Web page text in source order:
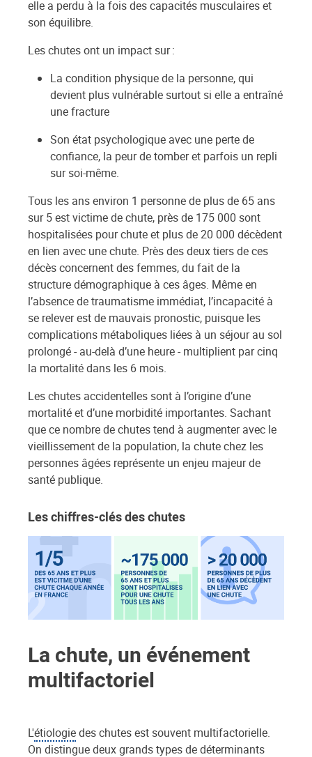
elle a perdu à la fois des capacités musculaires et
son équilibre.
Les chutes ont un impact sur :
La condition physique de la personne, qui
devient plus vulnérable surtout si elle a entraîné
une fracture
Son état psychologique avec une perte de
confiance, la peur de tomber et parfois un repli
sur soi-même.
Tous les ans environ 1 personne de plus de 65 ans
sur 5 est victime de chute, près de 175 000 sont
hospitalisées pour chute et plus de 20 000 décèdent
en lien avec une chute. Près des deux tiers de ces
décès concernent des femmes, du fait de la
structure démographique à ces âges. Même en
l’absence de traumatisme immédiat, l’incapacité à
se relever est de mauvais pronostic, puisque les
complications métaboliques liées à un séjour au sol
prolongé - au-delà d’une heure - multiplient par cinq
la mortalité dans les 6 mois.
Les chutes accidentelles sont à l’origine d’une
mortalité et d’une morbidité importantes. Sachant
que ce nombre de chutes tend à augmenter avec le
vieillissement de la population, la chute chez les
personnes âgées représente un enjeu majeur de
santé publique.
Les chiffres-clés des chutes
La chute, un événement
multifactoriel
L'étiologiedes chutes est souvent multifactorielle.
On distingue deux grands types de déterminants